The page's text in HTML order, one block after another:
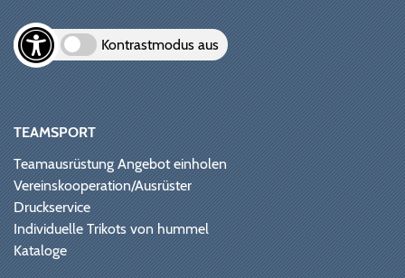
Kontrastmodus aus
TEAMSPORT
Teamausrüstung Angebot einholen
Vereinskooperation/Ausrüster
Druckservice
Individuelle Trikots von hummel
Kataloge